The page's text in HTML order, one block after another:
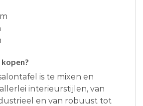
is te mixen en
interieurstijlen, van
en van robuust tot